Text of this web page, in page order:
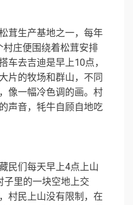
茸生产基地之一，每年
庄便围绕着松茸安排
车去吉迪是早上10点，
片的牧场和群山，不同
像一幅冷色调的画。村
声音，牦牛自顾自地吃
民们每天早上4点上山
子里的一块空地上交
村民上山没有限制，在